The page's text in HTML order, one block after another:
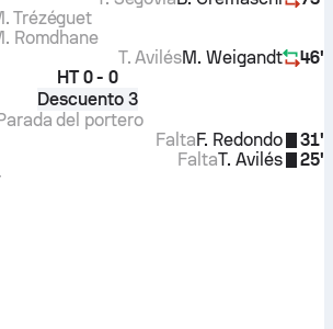
Trézéguet
Romdhane
46'
M. Weigandt
T. Avilés
HT 0 - 0
Descuento 3
del portero
31'
F. Redondo
Falta
25'
T. Avilés
Falta